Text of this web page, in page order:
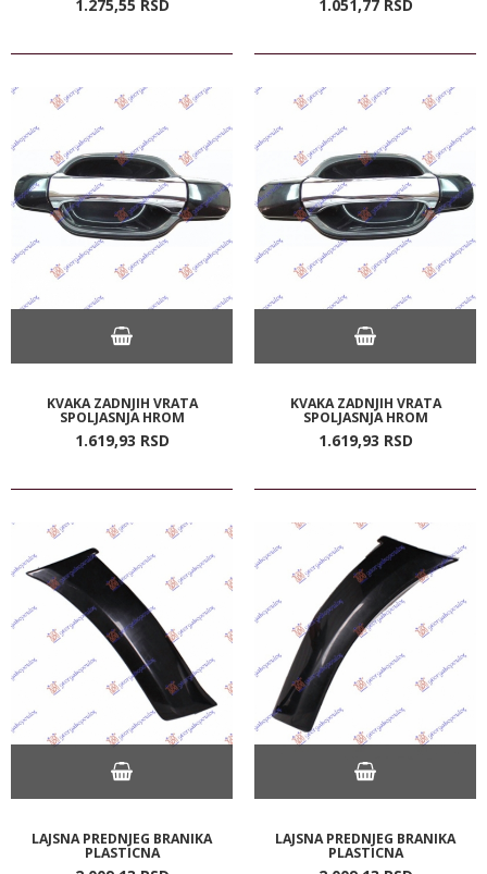
1.275,55 RSD 1.051,77 RSD
KVAKA ZADNJIH VRATA
SPOLJASNJA HROM
1.619,93 RSD
KVAKA ZADNJIH VRATA
SPOLJASNJA HROM
1.619,93 RSD
LAJSNA PREDNJEG BRANIKA
PLASTICNA
LAJSNA PREDNJEG BRANIKA
PLASTICNA